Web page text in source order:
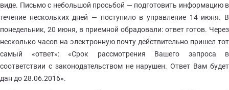
виде. Письмо с небольшой просьбой — подготовить информацию в
течение нескольких дней — поступило в управление 14 июня. В
понедельник, 20 июня, в приемной обрадовали: ответ готов. Через
несколько часов на электронную почту действительно пришел тот
самый «ответ»: «Срок рассмотрения Вашего запроса в
соответствии с законодательством не нарушен. Ответ Вам будет
дан до 28.06.2016».